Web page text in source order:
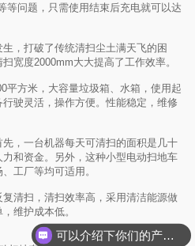
等问题，只需使用结束后充电就可以达
，打破了传统清扫尘土满天飞的困
宽度2000mm大大提高了工作效率。
平方米，大容量垃圾箱、水箱，使用起
驶灵活，操作方便。性能稳定，维修
，一台机器每天可清扫的面积是几十
和资金。另外，这种小型电动扫地车
工厂等均可适用。
清扫，清扫效率高，采用清洁能源做
维护成本低。
可以介绍下你们的产品么